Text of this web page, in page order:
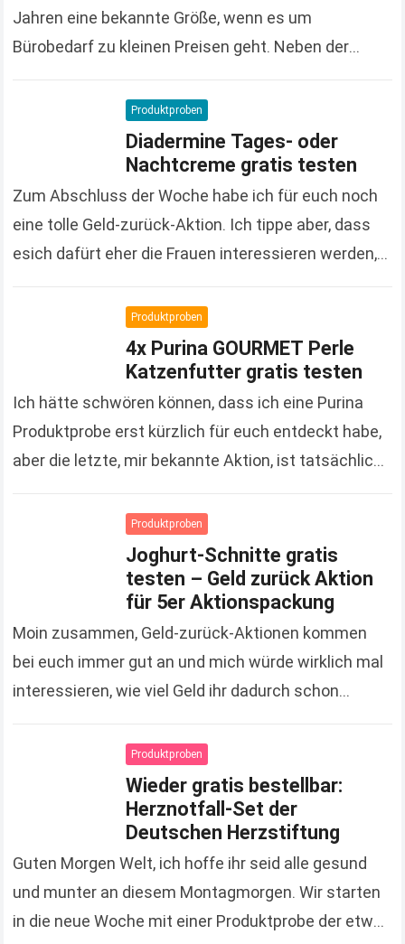
Jahren eine bekannte Größe, wenn es um
Bürobedarf zu kleinen Preisen geht. Neben der
Onlineshop auch immer wieder…
Produktproben
Diadermine Tages- oder
Nachtcreme gratis testen
Zum Abschluss der Woche habe ich für euch noch
eine tolle Geld-zurück-Aktion. Ich tippe aber, dass
esich dafürt eher die Frauen interessieren werden,
Produktproben
4x Purina GOURMET Perle
Katzenfutter gratis testen
Ich hätte schwören können, dass ich eine Purina
Produktprobe erst kürzlich für euch entdeckt habe,
aber die letzte, mir bekannte Aktion, ist tatsächlich
Produktproben
Joghurt-Schnitte gratis
testen – Geld zurück Aktion
für 5er Aktionspackung
Moin zusammen, Geld-zurück-Aktionen kommen
bei euch immer gut an und mich würde wirklich mal
interessieren, wie viel Geld ihr dadurch schon
Unsummen, die…Read more
Produktproben
Wieder gratis bestellbar:
Herznotfall-Set der
Deutschen Herzstiftung
Guten Morgen Welt, ich hoffe ihr seid alle gesund
und munter an diesem Montagmorgen. Wir starten
in die neue Woche mit einer Produktprobe der etwas